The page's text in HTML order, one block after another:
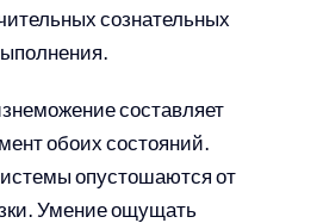
сознательных
составляет
обоих состояний.
опустошаются от
Умение ощущать